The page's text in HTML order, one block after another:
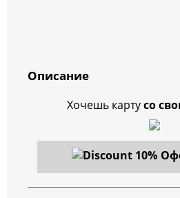
Описание
Хочешь картусо